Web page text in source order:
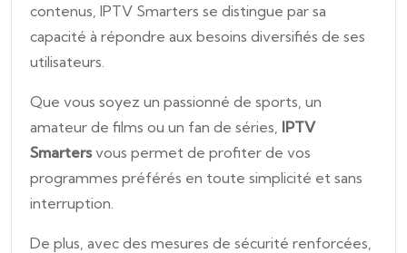
contenus, IPTV Smarters se distingue par sa
capacité à répondre aux besoins diversifiés de ses
utilisateurs.
Que vous soyez un passionné de sports, un
amateur de films ou un fan de séries, IPTV
Smartersvous permet de profiter de vos
programmes préférés en toute simplicité et sans
interruption.
De plus, avec des mesures de sécurité renforcées,